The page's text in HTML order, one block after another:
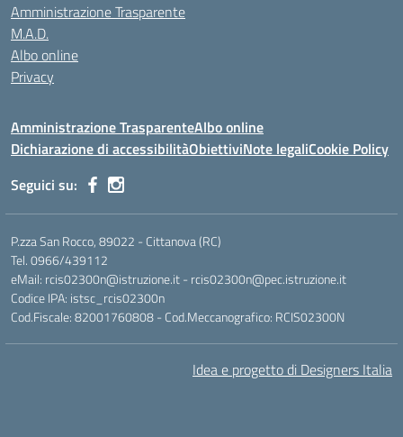
Amministrazione Trasparente
M.A.D.
Albo online
Privacy
Amministrazione TrasparenteAlbo online
Dichiarazione di accessibilitàObiettiviNote legaliCookie Policy
Seguici su:
P.zza San Rocco, 89022 - Cittanova (RC)
Tel. 0966/439112
eMail: rcis02300n@istruzione.it - rcis02300n@pec.istruzione.it
Codice IPA: istsc_rcis02300n
Cod.Fiscale: 82001760808 - Cod.Meccanografico: RCIS02300N
Idea e progetto di Designers Italia